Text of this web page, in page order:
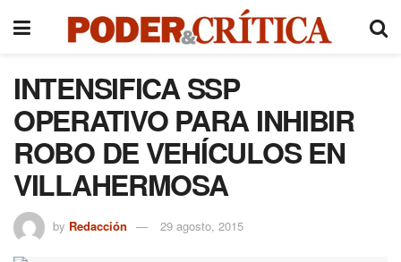
INTENSIFICA SSP
OPERATIVO PARA INHIBIR
ROBO DE VEHÍCULOS EN
VILLAHERMOSA
by Redacción 29 agosto, 2015